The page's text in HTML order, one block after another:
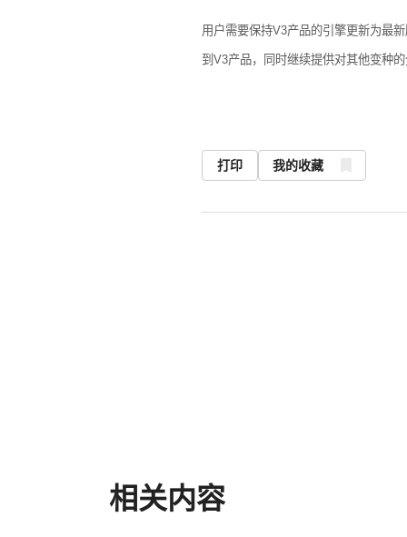
用户需要保持V3产品的引擎更新为最
到 V3产品，同时继续提供对其他变种
打印 我的收藏
相关内容